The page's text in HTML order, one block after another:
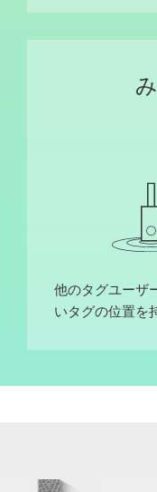
他のタグユーザ
いタグの位置を